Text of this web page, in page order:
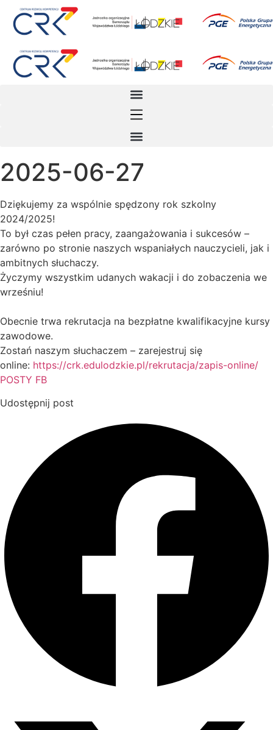
Przejdź
treści
2025-06-27
Dziękujemy za wspólnie spędzony rok szkolny
2024/2025!
To był czas pełen pracy, zaangażowania i sukcesów –
zarówno po stronie naszych wspaniałych nauczycieli, jak i
ambitnych słuchaczy.
Życzymy wszystkim udanych wakacji i do zobaczenia we
wrześniu!
Obecnie trwa rekrutacja na bezpłatne kwalifikacyjne kursy
zawodowe.
Zostań naszym słuchaczem – zarejestruj się
online: https://crk.edulodzkie.pl/rekrutacja/zapis-online/
POSTY FB
Udostępnij post